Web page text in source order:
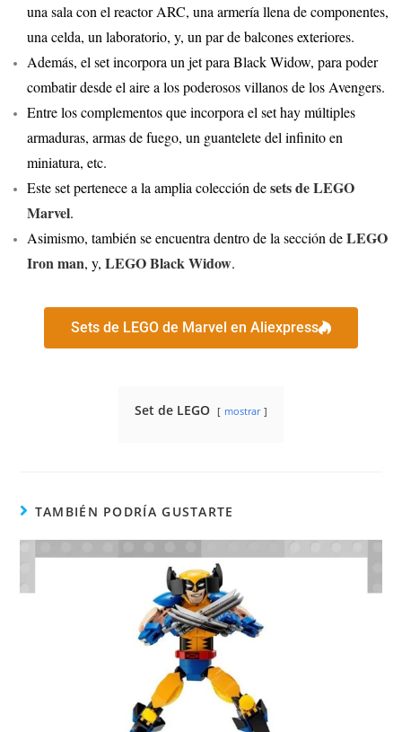
una sala con el reactor ARC, una armería llena de componentes,
una celda, un laboratorio, y, un par de balcones exteriores.
Además, el set incorpora un jet para Black Widow, para poder
combatir desde el aire a los poderosos villanos de los Avengers.
Entre los complementos que incorpora el set hay múltiples
armaduras, armas de fuego, un guantelete del infinito en
miniatura, etc.
Este set pertenece a la amplia colección desets de LEGO
Marvel.
Asimismo, también se encuentra dentro de la sección deLEGO
Iron man, y, LEGO Black Widow.
Sets de LEGO de Marvel en Aliexpress
Set de LEGO mostrar
TAMBIÉN PODRÍA GUSTARTE